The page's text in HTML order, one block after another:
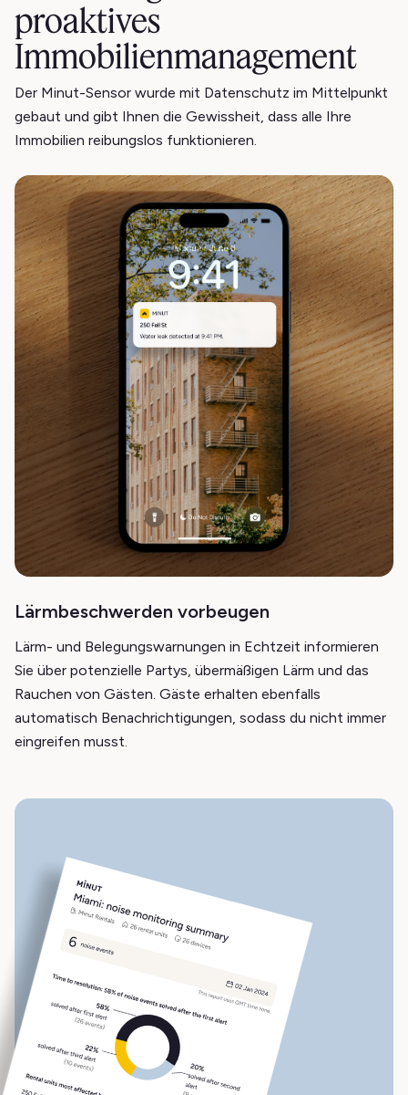
proaktives
Immobilienmanagement
Der Minut-Sensor wurde mit Datenschutz im Mittelpunkt
gebaut und gibt Ihnen die Gewissheit, dass alle Ihre
Immobilien reibungslos funktionieren.
Lärmbeschwerden vorbeugen
Lärm- und Belegungswarnungen in Echtzeit informieren
Sie über potenzielle Partys, übermäßigen Lärm und das
Rauchen von Gästen. Gäste erhalten ebenfalls
automatisch Benachrichtigungen, sodass du nicht immer
eingreifen musst.